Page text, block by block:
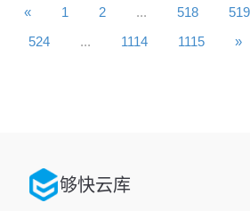
« 1 2 ... 518 519
524
... 1114 1115 »
够快云库